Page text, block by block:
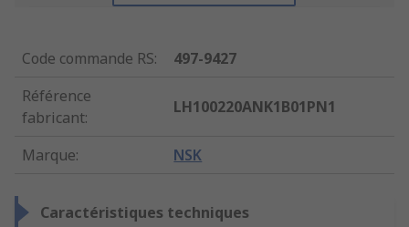
Code commande RS:
497-9427
Référence
fabricant:
LH100220ANK1B01PN1
Marque: NSK
Caractéristiques techniques